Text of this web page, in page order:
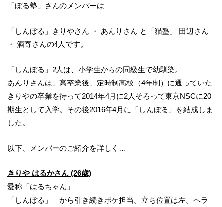
「ぼる塾」さんのメンバーは
「しんぼる」きりやさん ・ あんりさん と「猫塾」 田辺さん
・ 酒寄さんの4人です。
「しんぼる」2人は、小学生からの同級生で幼馴染。
あんりさんは、高卒業後、定時制高校（4年制）に通っていた
きりやの卒業を待って2014年4月に2人そろって東京NSCに20
期生として入学。その後2016年4月に「しんぼる」を結成しま
した。
以下、メンバーのご紹介を詳しく…
きりや はるかさん (26歳)
愛称「はるちゃん」
「しんぼる」 から引き続きボケ担当。立ち位置は左。ヘラ